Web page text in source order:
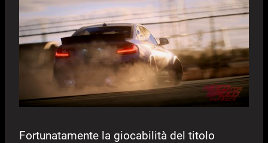
Fortunatamente la giocabilità del titolo